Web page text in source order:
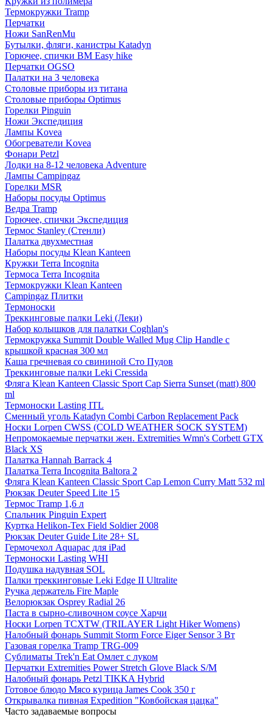
Термокружки Tramp
Перчатки
Ножи SanRenMu
Бутылки, фляги, канистры Katadyn
Горючее, спички BM Easy hike
Перчатки OGSO
Палатки на 3 человека
Столовые приборы из титана
Столовые приборы Optimus
Горелки Pinguin
Ножи Экспедиция
Лампы Kovea
Обогреватели Kovea
Фонари Petzl
Лодки на 8-12 человека Adventure
Лампы Campingaz
Горелки MSR
Наборы посуды Optimus
Ведра Tramp
Горючее, спички Экспедиция
Термос Stanley (Стенли)
Палатка двухместная
Наборы посуды Klean Kanteen
Кружки Terra Incognita
Термоса Terra Incognita
Термокружки Klean Kanteen
Campingaz Плитки
Термоноски
Треккинговые палки Leki (Леки)
Набор колышков для палатки Coghlan's
Термокружка Summit Double Walled Mug Clip Handle с
крышкой красная 300 мл
Каша гречневая со свининой Сто Пудов
Треккинговые палки Leki Cressida
Фляга Klean Kanteen Classic Sport Cap Sierra Sunset (matt) 800
ml
Термоноски Lasting ITL
Сменный уголь Katadyn Combi Carbon Replacement Pack
Носки Lorpen CWSS (COLD WEATHER SOCK SYSTEM)
Непромокаемые перчатки жен. Extremities Wmn's Corbett GTX
Black XS
Палатка Hannah Barrack 4
Палатка Terra Incognita Baltora 2
Фляга Klean Kanteen Classic Sport Cap Lemon Curry Matt 532 ml
Рюкзак Deuter Speed Lite 15
Термос Tramp 1,6 л
Спальник Pinguin Expert
Куртка Helikon-Tex Field Soldier 2008
Рюкзак Deuter Guide Lite 28+ SL
Гермочехол Aquapac для iPad
Термоноски Lasting WHI
Подушка надувная SOL
Палки треккинговые Leki Edge II Ultralite
Ручка держатель Fire Maple
Велорюкзак Osprey Radial 26
Паста в сырно-сливочном соусе Харчи
Носки Lorpen TCXTW (TRILAYER Light Hiker Womens)
Налобный фонарь Summit Storm Force Eiger Sensor 3 Вт
Газовая горелка Tramp TRG-009
Сублиматы Trek'n Eat Омлет с луком
Перчатки Extremities Power Stretch Glove Black S/M
Налобный фонарь Petzl TIKKA Hybrid
Готовое блюдо Мясо курица James Cook 350 г
Открывалка пивная Expedition "Ковбойская цацка"
Часто задаваемые вопросы